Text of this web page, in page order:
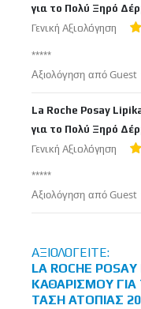
για το Πολύ Ξηρό
Γενική Αξιολόγηση
*****
Αξιολόγηση απόGuest
La Roche Posay
για το Πολύ Ξηρό
Γενική Αξιολόγηση
*****
Αξιολόγηση απόGuest
ΑΞΙΟΛΟΓΕΊΤΕ:
LA ROCHE
ΚΑΘΑΡΙΣΜΟΎ
ΤΆΣΗ ΑΤΟΠΊΑΣ